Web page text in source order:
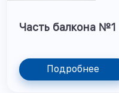
Часть балкона №1
Подробнее